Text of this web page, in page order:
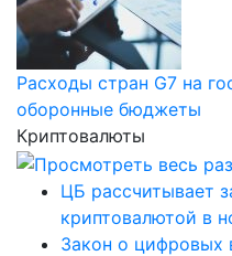
Расходы стран G7 на
оборонные бюджеты
Криптовалюты
ЦБ рассчитывает
криптовалютой в
Закон о цифровых